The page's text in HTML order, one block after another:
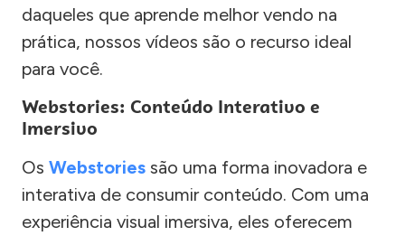
daqueles que aprende melhor vendo na
prática, nossos vídeos são o recurso ideal
para você.
Webstories: Conteúdo Interativo e
Imersivo
Os Webstories são uma forma inovadora e
interativa de consumir conteúdo. Com uma
experiência visual imersiva, eles oferecem